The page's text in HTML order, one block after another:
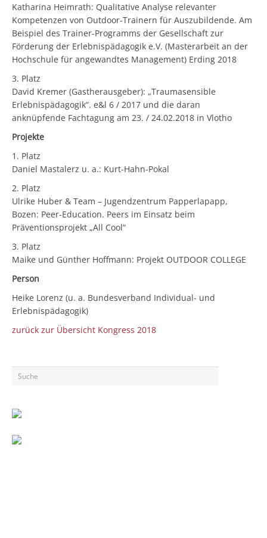
Katharina Heimrath: Qualitative Analyse relevanter
Kompetenzen von Outdoor-Trainern für Auszubildende. Am
Beispiel des Trainer-Programms der Gesellschaft zur
Förderung der Erlebnispädagogik e.V. (Masterarbeit an der
Hochschule für angewandtes Management) Erding 2018
3. Platz
David Kremer (Gastherausgeber): „Traumasensible
Erlebnispädagogik“. e&l 6 / 2017 und die daran
anknüpfende Fachtagung am 23. / 24.02.2018 in Vlotho
Projekte
1. Platz
Daniel Mastalerz u. a.: Kurt-Hahn-Pokal
2. Platz
Ulrike Huber & Team – Jugendzentrum Papperlapapp,
Bozen: Peer-Education. Peers im Einsatz beim
Präventionsprojekt „All Cool“
3. Platz
Maike und Günther Hoffmann: Projekt OUTDOOR COLLEGE
Person
Heike Lorenz (u. a. Bundesverband Individual- und
Erlebnispädagogik)
zurück zur Übersicht Kongress 2018